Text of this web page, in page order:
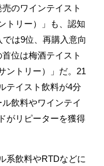
のワインテイスト
トリー）」も、認知
は9位、再購入意向
位は梅酒テイスト
ントリー）」だ。21
テイスト飲料が4分
飲料やワインテイ
がリピーターを獲得
系飲料やRTDなどに